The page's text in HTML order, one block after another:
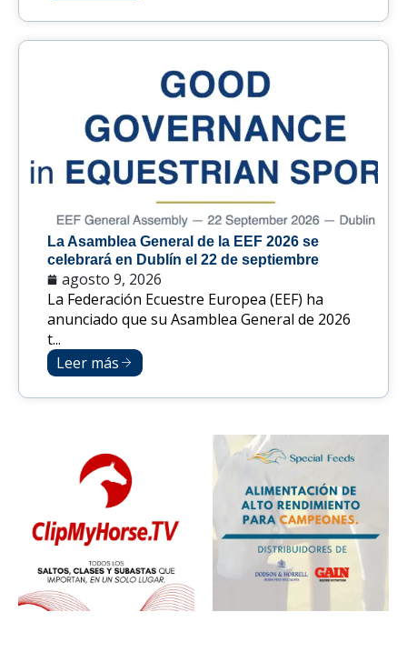
La Asamblea General de la EEF 2026 se
celebrará en Dublín el 22 de septiembre
agosto 9, 2026
La Federación Ecuestre Europea (EEF) ha
anunciado que su Asamblea General de 2026
t...
Leer más